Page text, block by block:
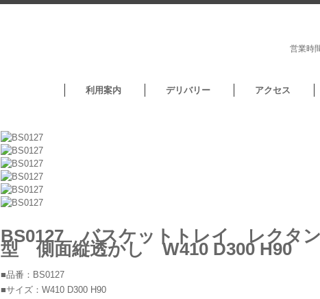
営業時
利用案内 デリバリー アクセス
BS0127 バスケットトレイ レクタ
型 側面縦透かし W410 D300 H90
■品番：BS0127
■サイズ：W410 D300 H90